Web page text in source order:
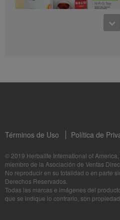
Preguntas frecuentes sobre Bioniq
Bioniq GO: Tu salud, Nuestro
Descubre más sobre este suplemento
Herbalife24® Prepare: Conoce los
La Dra. Dana Ryan habla sobre los
Términos de Uso Política de
© 2019 Herbalife International of America,
miembro de la Asociación de Ventas
No reproducir en su totalidad o en parte
Derechos Reservados.
Todas las marcas e imágenes del
que se indique lo contrario, son